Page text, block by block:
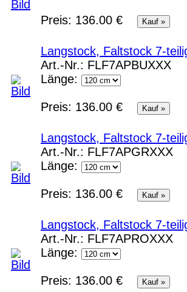
Preis: 136.00 €
Langstock, Faltstock 7-
Art.-Nr.: FLF7APBUXXX
Länge:
Preis: 136.00 €
Langstock, Faltstock 7-
Art.-Nr.: FLF7APGRXXX
Länge:
Preis: 136.00 €
Langstock, Faltstock 7-
Art.-Nr.: FLF7APROXXX
Länge:
Preis: 136.00 €